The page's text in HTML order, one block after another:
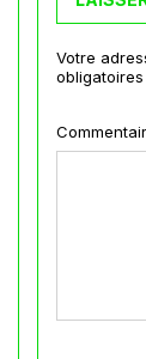
Votre